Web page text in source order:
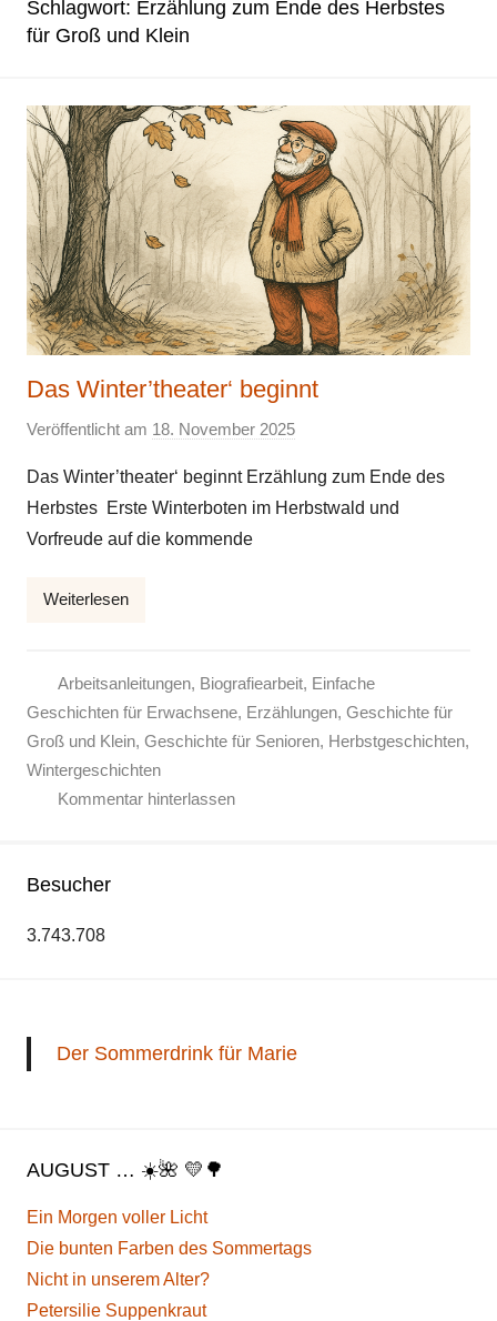
Schlagwort: Erzählung zum Ende des Herbstes
für Groß und Klein
Das Winter’theater‘ beginnt
Veröffentlicht am 18. November 2025
n
E
Das Winter’theater‘ beginnt Erzählung zum Ende des
Herbstes Erste Winterboten im Herbstwald und
Vorfreude auf die kommende
Weiterlesen
Arbeitsanleitungen, Biografiearbeit, Einfache
Geschichten für Erwachsene, Erzählungen, Geschichte für
Groß und Klein, Geschichte für Senioren, Herbstgeschichten,
Wintergeschichten
Kommentar hinterlassen
Besucher
3.743.708
Der Sommerdrink für Marie
AUGUST … ☀️🌺 💛🌳
Ein Morgen voller Licht
Die bunten Farben des Sommertags
Nicht in unserem Alter?
Petersilie Suppenkraut